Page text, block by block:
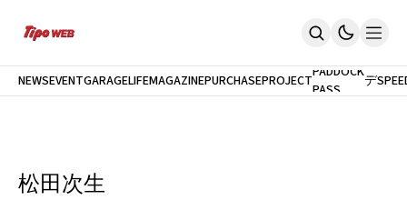
Home
GarageLife
NEWSEVENTGARAGELIFEMAGAZINEPURCHASEPROJECTPADDOCK
PASS
最
新
モ
デ
ル
松田次生